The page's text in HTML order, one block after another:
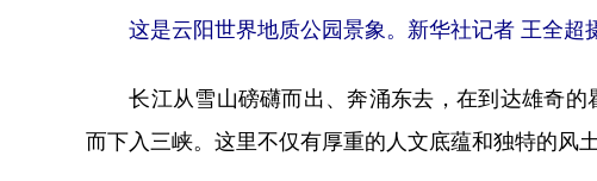
这是云阳世界地质公园景象。新华社记者 王全超
长江从雪山磅礴而出、奔涌东去，在到达雄奇的
而下入三峡。这里不仅有厚重的人文底蕴和独特的风